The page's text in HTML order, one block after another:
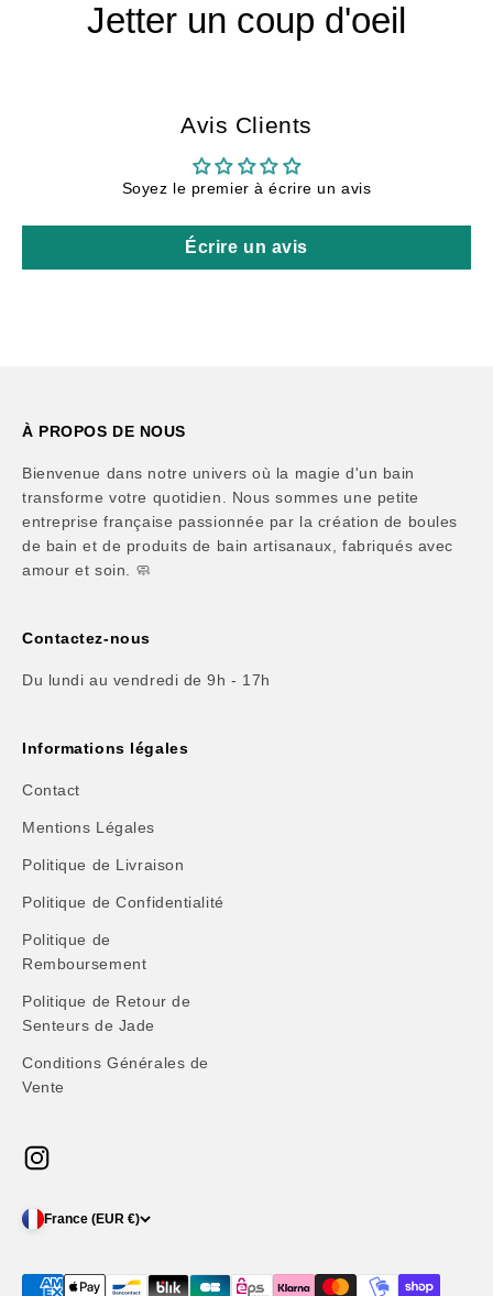
Jetter un coup d'oeil
Avis Clients
Soyez le premier à écrire un avis
Écrire un avis
À PROPOS DE NOUS
Bienvenue dans notre univers où la magie d'un bain
transforme votre quotidien. Nous sommes une petite
entreprise française passionnée par la création de boules
de bain et de produits de bain artisanaux, fabriqués avec
amour et soin. 🧼
Contactez-nous
Du lundi au vendredi de 9h - 17h
Informations légales
Contact
Mentions Légales
Politique de Livraison
Politique de Confidentialité
Politique de
Remboursement
Politique de Retour de
Senteurs de Jade
Conditions Générales de
Vente
France (EUR €)